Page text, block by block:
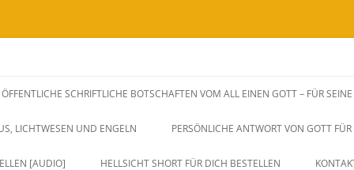
und Eins sein.
ÖFFENTLICHE SCHRIFTLICHE BOTSCHAFTEN VOM ALL EINEN GOTT – FÜR
LICHTWESEN UND ENGELN PERSÖNLICHE ANTWORT VON GOTT
[AUDIO] HELLSICHT SHORT FÜR DICH BESTELLEN